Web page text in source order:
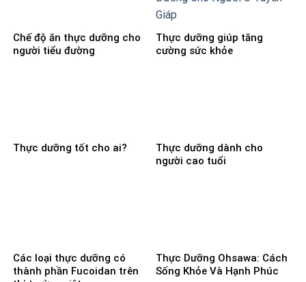
Chế độ ăn thực dưỡng cho
người tiểu đường
Thực dưỡng giúp tăng
cường sức khỏe
Thực dưỡng tốt cho ai?
Thực dưỡng dành cho
người cao tuổi
Các loại thực dưỡng có
thành phần Fucoidan trên
Thực Dưỡng Ohsawa: Cách
Sống Khỏe Và Hạnh Phúc